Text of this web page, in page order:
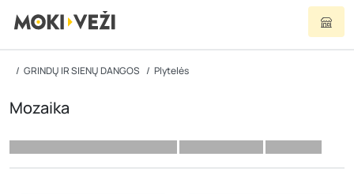
GRINDŲ IR SIENŲ DANGOS Plytelės
Mozaika